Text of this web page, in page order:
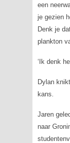
een
je gezien
Denk je
plankton
‘Ik denk
Dylan
kans.
Jaren
naar